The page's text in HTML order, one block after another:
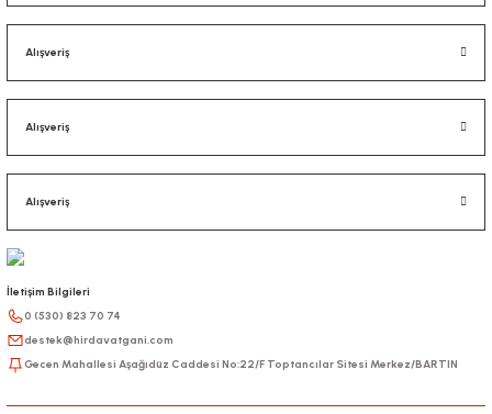
Alışveriş
Alışveriş
Alışveriş
İletişim Bilgileri
0 (530) 823 70 74
destek@hirdavatgani.com
Gecen Mahallesi Aşağıdüz Caddesi No:22/F Toptancılar Sitesi Merkez/BARTIN